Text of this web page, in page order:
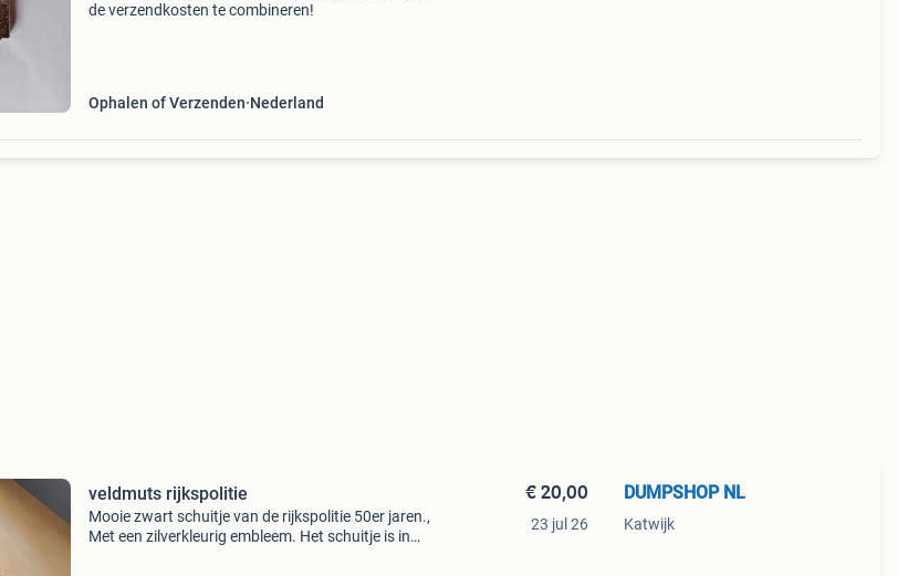
de verzendkosten te combineren!
Ophalen of Verzenden Nederland
veldmuts rijkspolitie
Mooie zwart schuitje van de rijkspolitie 50er jaren.,
Met een zilverkleurig embleem. Het schuitje is in
€ 20,00
23 jul 26
DUMPSHOP NL
Katwijk